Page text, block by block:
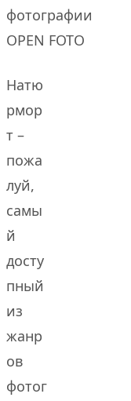
Натю
рмор
т –
пожа
луй,
самы
й
досту
пный
из
жанр
ов
фотог